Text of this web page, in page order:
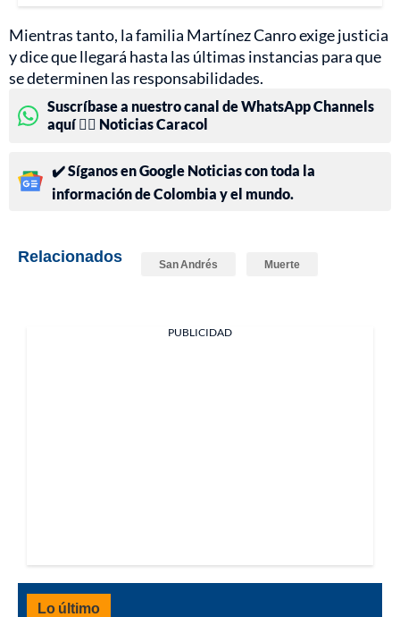
Mientras tanto, la familia Martínez Canro exige justicia
y dice que llegará hasta las últimas instancias para que
se determinen las responsabilidades.
Suscríbase a nuestro canal de WhatsApp Channels
aquí 👉🏻 Noticias Caracol
✔️ Síganos en Google Noticias con toda la
información de Colombia y el mundo.
Relacionados San Andrés Muerte
PUBLICIDAD
Lo último